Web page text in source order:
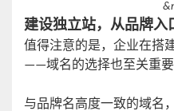
建设独立站，从品牌入
值得注意的是，企业在搭
——域名的选择也至关重要
与品牌名高度一致的域名